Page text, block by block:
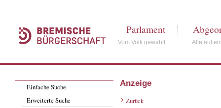
Parlament
Vom Volk gewählt Alle auf
Einfache Suche
Erweiterte Suche
Anzeige
Zurück